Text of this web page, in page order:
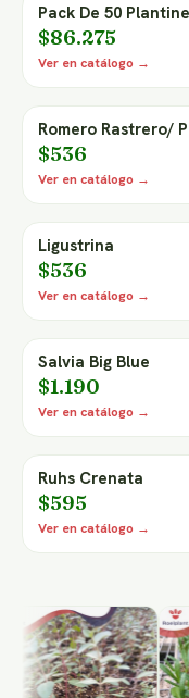
Pack De 50
$86.275
Ver en catálogo →
Romero Rastrero/
$536
Ver en catálogo →
Ligustrina
$536
Ver en catálogo →
Salvia Big Blue
$1.190
Ver en catálogo →
Ruhs Crenata
$595
Ver en catálogo →